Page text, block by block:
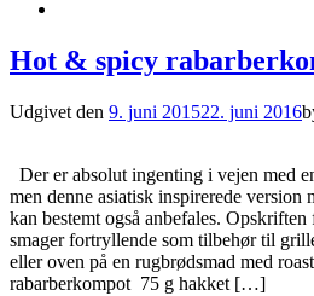
Hot & spicy
Udgivet den 9. juni 201522. juni 2016
Der er absolut ingenting i vejen med
men denne asiatisk inspirerede version
kan bestemt også anbefales.
smager fortryllende som tilbehør til
eller oven på en rugbrødsmad med
rabarberkompot 75 g hakket […]